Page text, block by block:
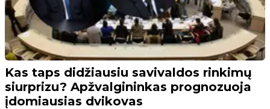
Kas taps didžiausiu savivaldos rinkimų
siurprizu? Apžvalgininkas prognozuoja
įdomiausias dvikovas